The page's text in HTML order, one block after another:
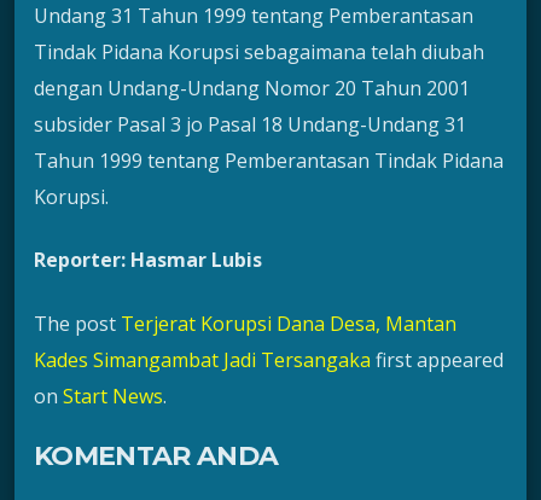
Undang 31 Tahun 1999 tentang Pemberantasan
Tindak Pidana Korupsi sebagaimana telah diubah
dengan Undang-Undang Nomor 20 Tahun 2001
subsider Pasal 3 jo Pasal 18 Undang-Undang 31
Tahun 1999 tentang Pemberantasan Tindak Pidana
Korupsi.
Reporter: Hasmar Lubis
The post Terjerat Korupsi Dana Desa, Mantan
Kades Simangambat Jadi Tersangaka first appeared
on Start News.
KOMENTAR ANDA